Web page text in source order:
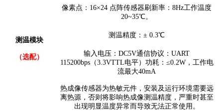
测温模块
（选配）
像素点： 16×24 点阵传感器刷新率： 8Hz工作温度
20~35℃。
测温精度： ± 0.3℃
输入电压： DC5V通信协议： UART
115200bps（3.3VTTL电平） 功耗： ≤0.2W，工作电
流最大40mA
热成像传感器为热敏元件，安装及运行环境需要远
离热源，否则将影响热成像测温精度，严重时甚至
出现明显温度异常而导致无法正常使用。